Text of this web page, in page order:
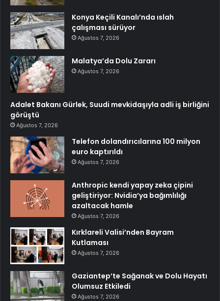
Konya Keçili Kanalı’nda ıslah
çalışması sürüyor
Ağustos 7, 2026
Malatya’da Dolu Zararı
Ağustos 7, 2026
Adalet Bakanı Gürlek, Suudi mevkidaşıyla adli iş birliğini
görüştü
Ağustos 7, 2026
Telefon dolandırıcılarına 100 milyon
euro kaptırıldı
Ağustos 7, 2026
Anthropic kendi yapay zeka çipini
geliştiriyor: Nvidia’ya bağımlılığı
azaltacak hamle
Ağustos 7, 2026
Kırklareli Valisi’nden Bayram
Kutlaması
Ağustos 7, 2026
Gaziantep’te Sağanak ve Dolu Hayatı
Olumsuz Etkiledi
Ağustos 7, 2026